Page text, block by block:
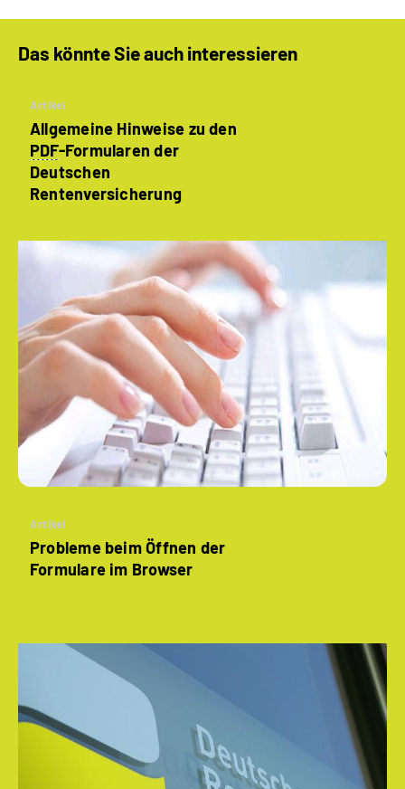
Das könnte Sie auch interessieren
Artikel
Allgemeine Hinweise zu den
PDF-Formularen der
Deutschen
Rentenversicherung
Artikel
Probleme beim Öffnen der
Formulare im Browser